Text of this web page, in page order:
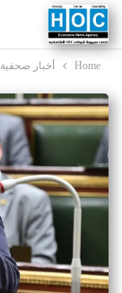
Home أخبار صحفية